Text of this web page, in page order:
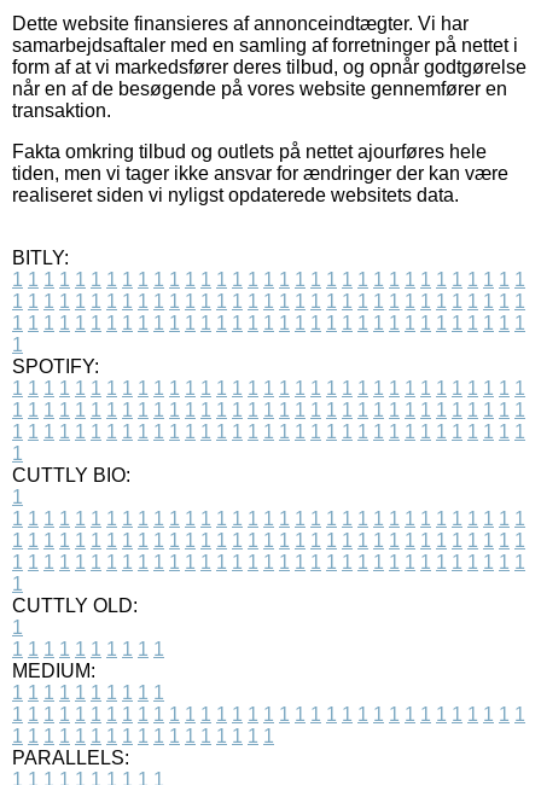
Dette website finansieres af annonceindtægter. Vi har
samarbejdsaftaler med en samling af forretninger på nettet i
form af at vi markedsfører deres tilbud, og opnår godtgørelse
når en af de besøgende på vores website gennemfører en
transaktion.
Fakta omkring tilbud og outlets på nettet ajourføres hele
tiden, men vi tager ikke ansvar for ændringer der kan være
realiseret siden vi nyligst opdaterede websitets data.
BITLY:
1 1 1 1 1 1 1 1 1 1 1 1 1 1 1 1 1 1 1 1 1 1 1 1 1 1 1 1 1 1 1 1 1
1 1 1 1 1 1 1 1 1 1 1 1 1 1 1 1 1 1 1 1 1 1 1 1 1 1 1 1 1 1 1 1 1
1 1 1 1 1 1 1 1 1 1 1 1 1 1 1 1 1 1 1 1 1 1 1 1 1 1 1 1 1 1 1 1 1
1
SPOTIFY:
1 1 1 1 1 1 1 1 1 1 1 1 1 1 1 1 1 1 1 1 1 1 1 1 1 1 1 1 1 1 1 1 1
1 1 1 1 1 1 1 1 1 1 1 1 1 1 1 1 1 1 1 1 1 1 1 1 1 1 1 1 1 1 1 1 1
1 1 1 1 1 1 1 1 1 1 1 1 1 1 1 1 1 1 1 1 1 1 1 1 1 1 1 1 1 1 1 1 1
1
CUTTLY BIO:
1
1 1 1 1 1 1 1 1 1 1 1 1 1 1 1 1 1 1 1 1 1 1 1 1 1 1 1 1 1 1 1 1 1
1 1 1 1 1 1 1 1 1 1 1 1 1 1 1 1 1 1 1 1 1 1 1 1 1 1 1 1 1 1 1 1 1
1 1 1 1 1 1 1 1 1 1 1 1 1 1 1 1 1 1 1 1 1 1 1 1 1 1 1 1 1 1 1 1 1
1
CUTTLY OLD:
1
1 1 1 1 1 1 1 1 1 1
MEDIUM:
1 1 1 1 1 1 1 1 1 1
1 1 1 1 1 1 1 1 1 1 1 1 1 1 1 1 1 1 1 1 1 1 1 1 1 1 1 1 1 1 1 1 1
1 1 1 1 1 1 1 1 1 1 1 1 1 1 1 1 1
PARALLELS:
1 1 1 1 1 1 1 1 1 1